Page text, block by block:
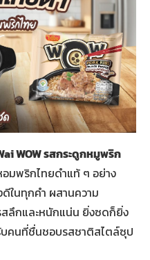
WOW รสกระดูกหมูพริก
มพริกไทยดำแท้ ๆ อย่าง
ในทุกคำ ผสานความ
ลึกและหนักแน่น ยิ่งซดก็ยิ่ง
บคนที่ชื่นชอบรสชาติสไตล์ซุป